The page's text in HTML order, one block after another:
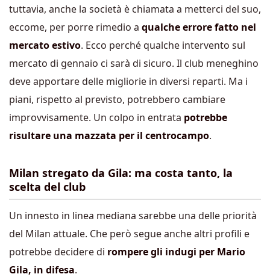
tuttavia, anche la società è chiamata a metterci del suo,
eccome, per porre rimedio a qualche errore fatto nel
mercato estivo. Ecco perché qualche intervento sul
mercato di gennaio ci sarà di sicuro. Il club meneghino
deve apportare delle migliorie in diversi reparti. Ma i
piani, rispetto al previsto, potrebbero cambiare
improvvisamente. Un colpo in entrata potrebbe
risultare una mazzata per il centrocampo.
Milan stregato da Gila: ma costa tanto, la
scelta del club
Un innesto in linea mediana sarebbe una delle priorità
del Milan attuale. Che però segue anche altri profili e
potrebbe decidere di rompere gli indugi per Mario
Gila, in difesa.